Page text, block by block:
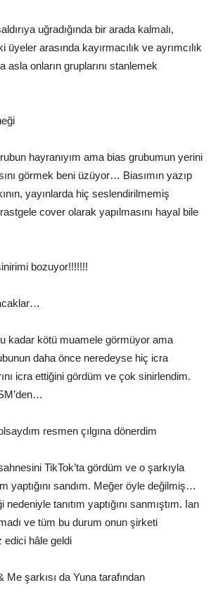
uğradığında bir arada kalmalı,
arasında kayırmacılık ve ayrımcılık
asla onların gruplarını stanlemek
hayranıyım ama bias grubumun yerini
görmek beni üzüyor… Biasımın yazıp
yayınlarda hiç seslendirilmemiş
cover olarak yapılmasını hayal bile
bozuyor!!!!!!!
kadar kötü muamele görmüyor ama
daha önce neredeyse hiç icra
icra ettiğini gördüm ve çok sinirlendim.
resmen çılgına dönerdim
TikTok’ta gördüm ve o şarkıyla
yaptığını sandım. Meğer öyle değilmiş…
nedeniyle tanıtım yaptığını sanmıştım. Ian
ve tüm bu durum onun şirketi
edici hâle geldi
Me şarkısı da Yuna tarafından